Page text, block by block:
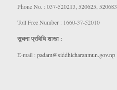
Phone No. : 037-520213, 520625, 520683
Toll Free Number : 1660-37-52010
सूचना प्रबिधि शाखा :
E-mail : padam@siddhicharanmun.gov.np